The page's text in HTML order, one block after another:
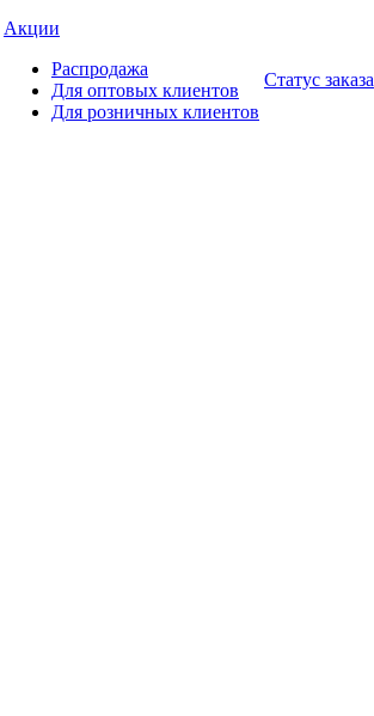
Акции
Распродажа
Для оптовых клиентов
Для розничных клиентов
Статус заказа